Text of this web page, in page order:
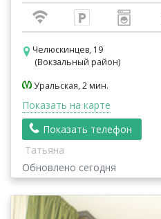
Челюскинцев, 19
(Вокзальный район)
Уральская, 2 мин.
Показать на карте
Показать телефон
Татьяна
Обновлено сегодня